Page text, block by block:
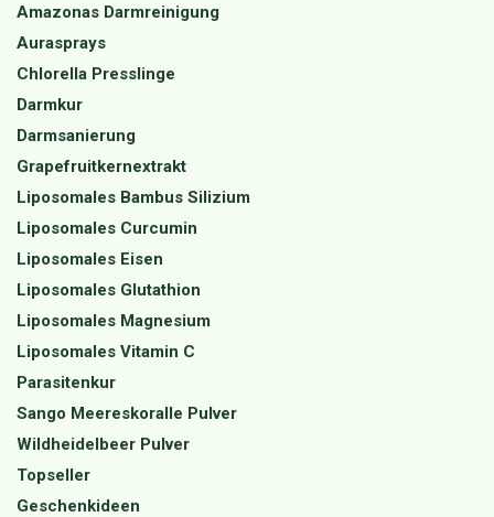
Amazonas Darmreinigung
Aurasprays
Chlorella Presslinge
Darmkur
Darmsanierung
Grapefruitkernextrakt
Liposomales Bambus Silizium
Liposomales Curcumin
Liposomales Eisen
Liposomales Glutathion
Liposomales Magnesium
Liposomales Vitamin C
Parasitenkur
Sango Meereskoralle Pulver
Wildheidelbeer Pulver
Topseller
Geschenkideen